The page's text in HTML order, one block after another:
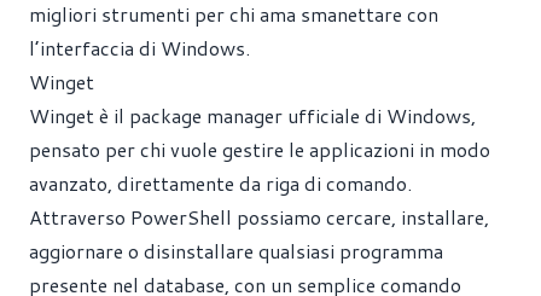
migliori strumenti per chi ama smanettare con
l’interfaccia di Windows.
Winget
Winget è il package manager ufficiale di Windows,
pensato per chi vuole gestire le applicazioni in modo
avanzato, direttamente da riga di comando.
Attraverso PowerShell possiamo cercare, installare,
aggiornare o disinstallare qualsiasi programma
presente nel database, con un semplice comando